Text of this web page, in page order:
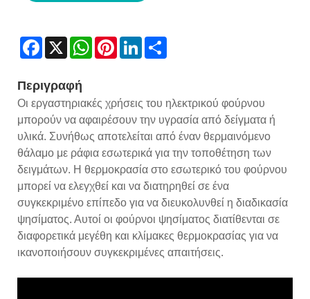
Facebook
X WhatsAppPinterestLinkedIn
Περιγραφή
Οι εργαστηριακές χρήσεις του ηλεκτρικού φούρνου
μπορούν να αφαιρέσουν την υγρασία από δείγματα ή
υλικά. Συνήθως αποτελείται από έναν θερμαινόμενο
θάλαμο με ράφια εσωτερικά για την τοποθέτηση των
δειγμάτων. Η θερμοκρασία στο εσωτερικό του φούρνου
μπορεί να ελεγχθεί και να διατηρηθεί σε ένα
συγκεκριμένο επίπεδο για να διευκολυνθεί η διαδικασία
ψησίματος. Αυτοί οι φούρνοι ψησίματος διατίθενται σε
διαφορετικά μεγέθη και κλίμακες θερμοκρασίας για να
ικανοποιήσουν συγκεκριμένες απαιτήσεις.